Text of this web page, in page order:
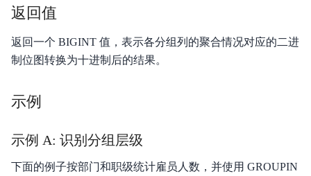
返回值
返回一个 BIGINT 值，表示各分组列的聚合情况对应的二进
制位图转换为十进制后的结果。
示例
示例 A: 识别分组层级
下面的例子按部门和职级统计雇员人数，并使用 GROUPIN